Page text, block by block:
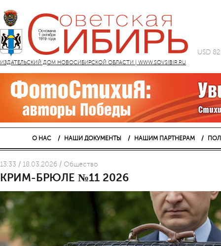
ИЗДАТЕЛЬСКИЙ ДОМ НОВОСИБИРСКОЙ ОБЛАСТИ | WWW.SOVSIBIR.RU
USD
О НАС НАШИ ДОКУМЕНТЫ НАШИМ ПАРТНЕРАМ
13:33 / 18.03.2026 / Общество
КРИМ-БРЮЛЕ №11 2026